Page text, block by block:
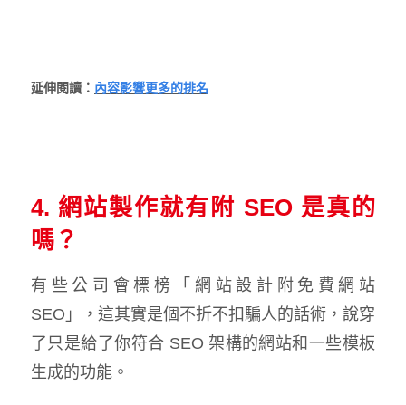
延伸閱讀： 內容影響更多的排名
4. 網站製作就有附 SEO 是真的
嗎？
有些公司會標榜「網站設計附免費網站
SEO」，這其實是個不折不扣騙人的話術，說穿
了只是給了你符合 SEO 架構的網站和一些模板
生成的功能。